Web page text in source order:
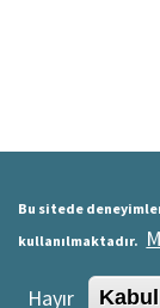
Bu sitede
kullanılmaktadır.
Hayır